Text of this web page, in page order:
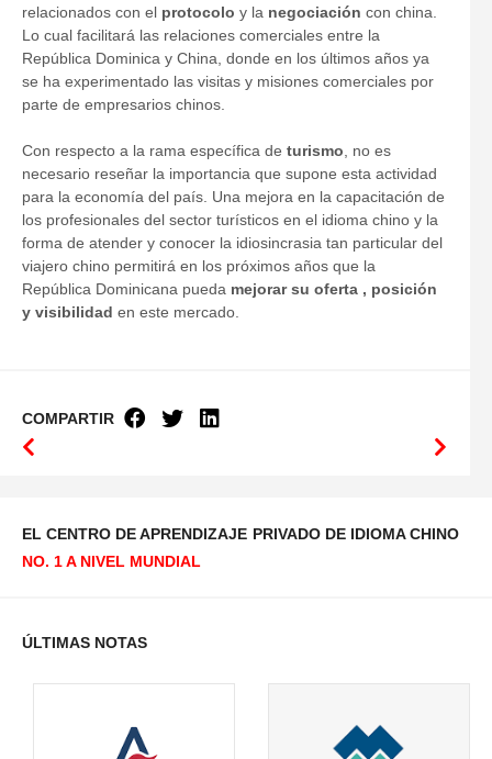
relacionados con el protocolo y la negociación con china.
Lo cual facilitará las relaciones comerciales entre la
República Dominica y China, donde en los últimos años ya
se ha experimentado las visitas y misiones comerciales por
parte de empresarios chinos.
Con respecto a la rama específica de turismo, no es
necesario reseñar la importancia que supone esta actividad
para la economía del país. Una mejora en la capacitación de
los profesionales del sector turísticos en el idioma chino y la
forma de atender y conocer la idiosincrasia tan particular del
viajero chino permitirá en los próximos años que la
República Dominicana pueda mejorar su oferta , posición
y visibilidad en este mercado.
COMPARTIR
EL CENTRO DE APRENDIZAJE PRIVADO DE IDIOMA CHINO
NO. 1 A NIVEL MUNDIAL
ÚLTIMAS NOTAS